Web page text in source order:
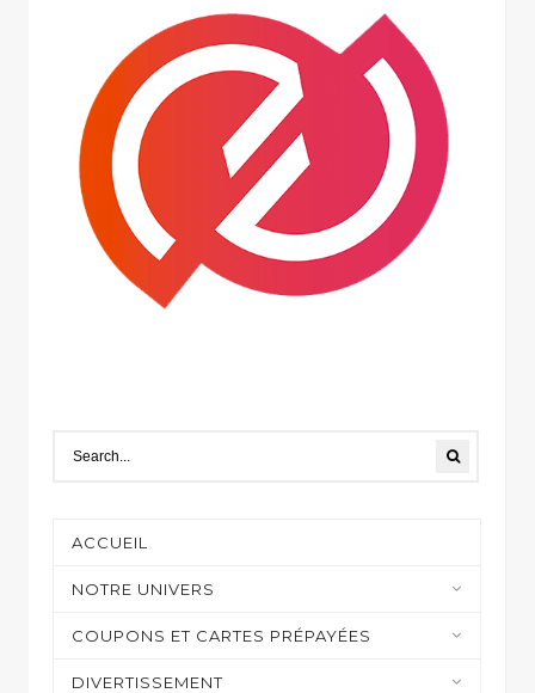
ACCUEIL
NOTRE UNIVERS
Moyens de paiement
COUPONS ET CARTES PRÉPAYÉES
Casino et jeux en ligne
DIVERTISSEMENT